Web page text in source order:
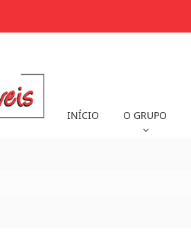
INÍCIO O GRUPO